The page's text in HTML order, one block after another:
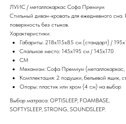
ЛУИС / металлокаркас Софа Премиум
Стильный диван-кровать для ежедневного сна.
поверхность без стыков.
Характеристики:
Габариты: 218х115х85 см (стандарт) /
Спальное место: 145х195 см / 145х170
CM
Механизм: Софа Премиум (металлокаркас,
Комплектация: 2 подушки, бельевой ящик,
Опоры: пластик или хром (4 см) на выбор
Выбор матраса: OPTISLEEP, FOAMBASE,
SOFTYSLEEP, STRONG, SOUNDSLEEP.